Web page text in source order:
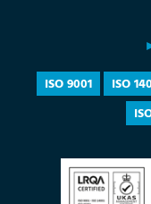
ISO 9001 ISO